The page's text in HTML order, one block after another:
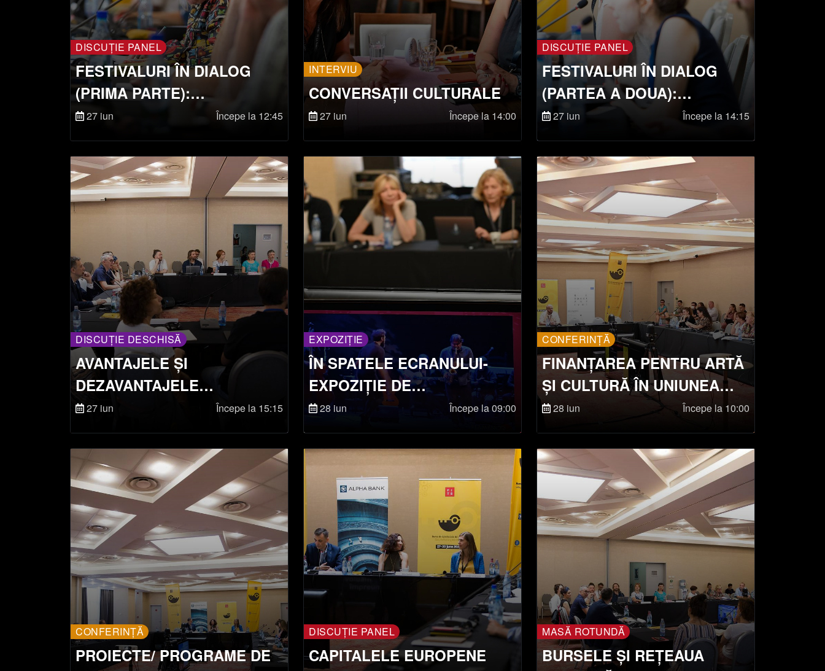
DISCUȚIE PANEL
FESTIVALURI ÎN DIALOG
(PRIMA PARTE):
MODELAREA SOCIETĂȚILOR
PRIN SCHIMBUL DE ARTĂ
27 iun Începe la 12:45
INTERVIU
CONVERSAȚII CULTURALE
27 iun Începe la 14:00
DISCUȚIE PANEL
FESTIVALURI ÎN DIALOG
(PARTEA A DOUA):
MODELAREA SOCIETĂȚILOR
PRIN ÎMPĂRTĂȘIREA ARTEI
27 iun Începe la 14:15
DISCUȚIE DESCHISĂ
AVANTAJELE ȘI
DEZAVANTAJELE
DIGITALIZĂRII ÎN INDUSTRIA
ARTELOR SPECTACOLULUI
27 iun Începe la 15:15
EXPOZIȚIE
ÎN SPATELE ECRANULUI-
EXPOZIȚIE DE
ECHIPAMENTE ȘI
TEHNOLOGII DIN CULISE
28 iun Începe la 09:00
CONFERINȚĂ
FINANȚAREA PENTRU ARTĂ
ȘI CULTURĂ ÎN UNIUNEA
EUROPEANĂ
28 iun Începe la 10:00
CONFERINȚĂ
PROIECTE/ PROGRAME DE
DISCUȚIE PANEL
CAPITALELE EUROPENE
MASĂ ROTUNDĂ
BURSELE ȘI REȚEAUA